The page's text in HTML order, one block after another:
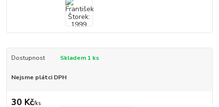
Dostupnost Skladem 1 ks
Nejsme plátci DPH
30 Kč/ks